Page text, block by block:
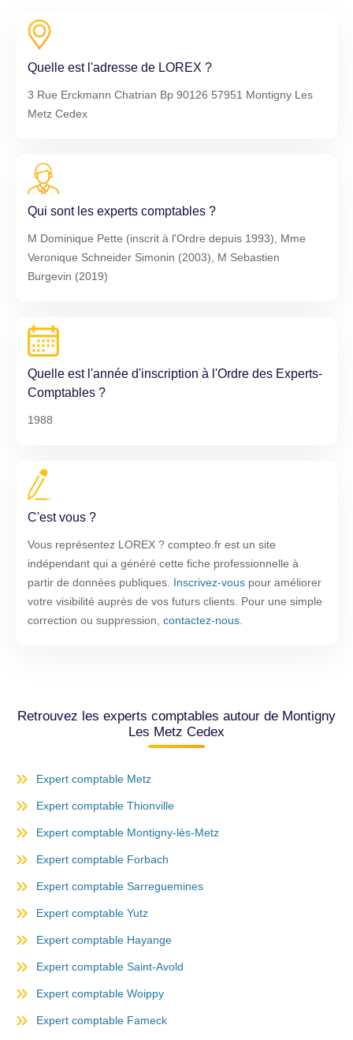
Quelle est l'adresse de LOREX ?
3 Rue Erckmann Chatrian Bp 90126 57951 Montigny Les
Metz Cedex
Qui sont les experts comptables ?
M Dominique Pette (inscrit à l'Ordre depuis 1993), Mme
Veronique Schneider Simonin (2003), M Sebastien
Burgevin (2019)
Quelle est l'année d'inscription à l'Ordre des Experts-
Comptables ?
1988
C'est vous ?
Vous représentez LOREX ? compteo.fr est un site
indépendant qui a généré cette fiche professionnelle à
partir de données publiques. Inscrivez-vous pour améliorer
votre visibilité auprès de vos futurs clients. Pour une simple
correction ou suppression, contactez-nous
Retrouvez les experts comptables autour de Montigny
Les Metz Cedex
Expert comptable Metz
Expert comptable Thionville
Expert comptable Montigny-lès-Metz
Expert comptable Forbach
Expert comptable Sarreguemines
Expert comptable Yutz
Expert comptable Hayange
Expert comptable Saint-Avold
Expert comptable Woippy
Expert comptable Fameck